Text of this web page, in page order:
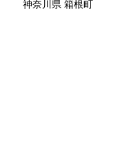
神奈川県 箱根町